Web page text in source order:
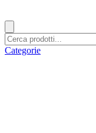
Categorie